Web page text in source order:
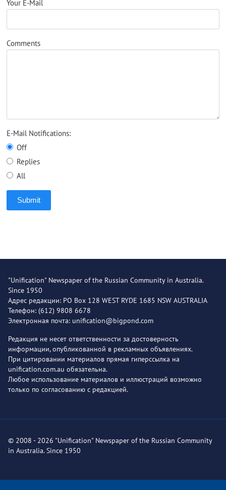
Your E-Mail
Comments
E-Mail Notifications:
Off
Replies
All
Submit
"Unification" Newspaper of the Russian Community in Australia.
Since 1950
Адрес редакции: PO Box 128 WEST RYDE 1685 NSW AUSTRALIA
Телефон: (612) 9808 6678
Электронная почта: unification@bigpond.com
Редакция не несет ответственности за достоверность
информации, опубликованной в рекламных объявлениях.
При цитировании материалов прямая гиперссылка на
unification.com.au обязательна.
Любое использование материалов и иллюстраций возможно
только по согласованию с редакцией.
© 2008 - 2026 "Unification" Newspaper of the Russian Community
in Australia. Since 1950